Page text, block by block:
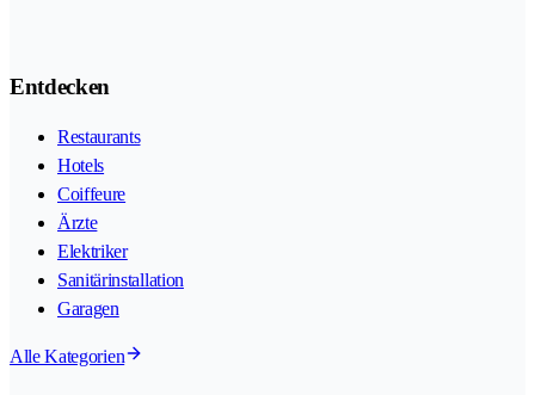
Entdecken
Restaurants
Hotels
Coiffeure
Ärzte
Elektriker
Sanitärinstallation
Garagen
Alle Kategorien